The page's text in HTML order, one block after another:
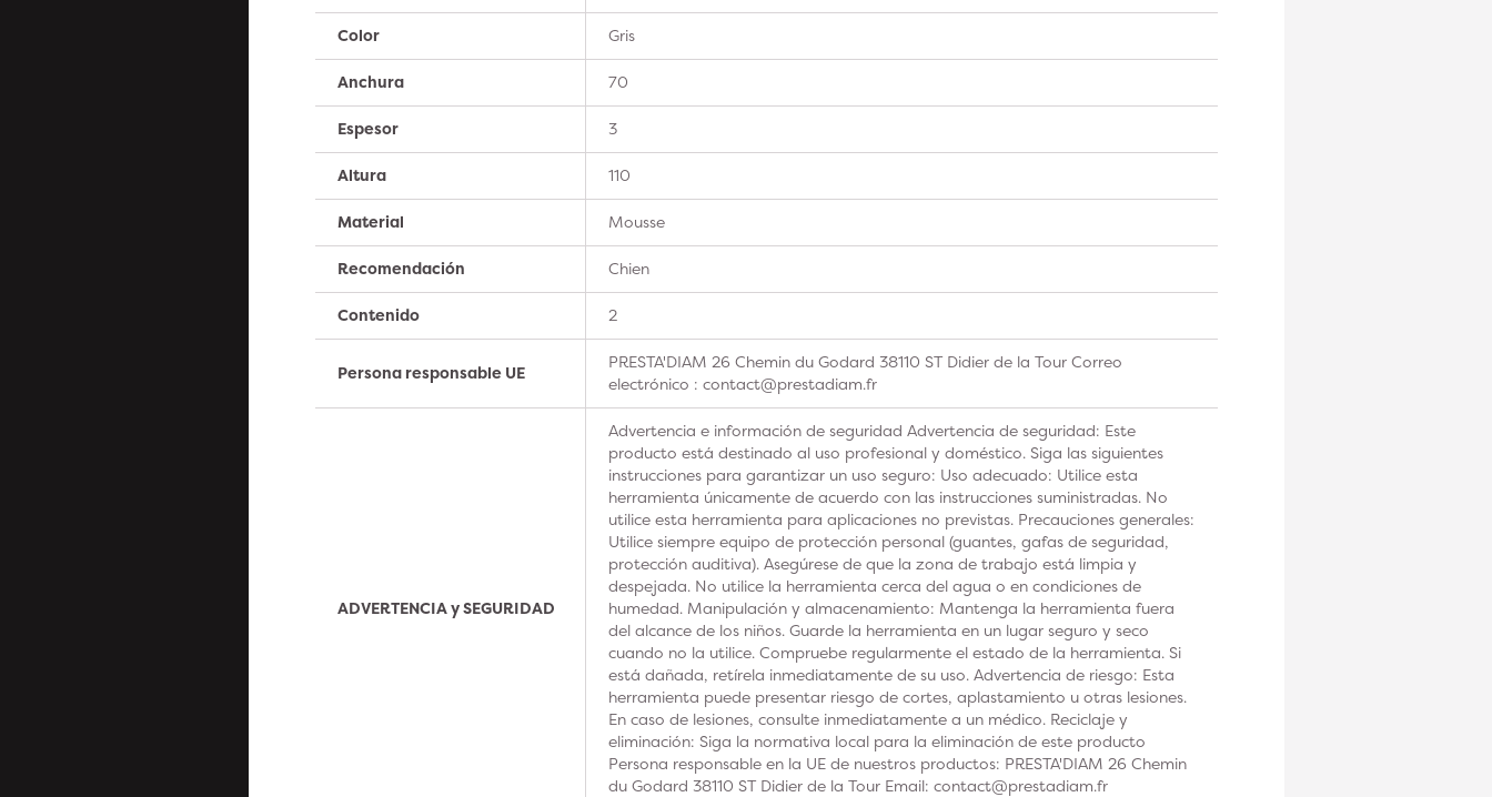
Color Gris
Anchura 70
Espesor 3
Altura 110
Material Mousse
Recomendación Chien
Contenido 2
Persona responsable UE
PRESTA'DIAM 26 Chemin du Godard 38110 ST Didier de la Tour Correo
electrónico : contact@prestadiam.fr
ADVERTENCIA y SEGURIDAD
Advertencia e información de seguridad Advertencia de seguridad: Este
producto está destinado al uso profesional y doméstico. Siga las siguientes
instrucciones para garantizar un uso seguro: Uso adecuado: Utilice esta
herramienta únicamente de acuerdo con las instrucciones suministradas. No
utilice esta herramienta para aplicaciones no previstas. Precauciones generales:
Utilice siempre equipo de protección personal (guantes, gafas de seguridad,
protección auditiva). Asegúrese de que la zona de trabajo está limpia y
despejada. No utilice la herramienta cerca del agua o en condiciones de
humedad. Manipulación y almacenamiento: Mantenga la herramienta fuera
del alcance de los niños. Guarde la herramienta en un lugar seguro y seco
cuando no la utilice. Compruebe regularmente el estado de la herramienta. Si
está dañada, retírela inmediatamente de su uso. Advertencia de riesgo: Esta
herramienta puede presentar riesgo de cortes, aplastamiento u otras lesiones.
En caso de lesiones, consulte inmediatamente a un médico. Reciclaje y
eliminación: Siga la normativa local para la eliminación de este producto
Persona responsable en la UE de nuestros productos: PRESTA'DIAM 26 Chemin
du Godard 38110 ST Didier de la Tour Email: contact@prestadiam.fr